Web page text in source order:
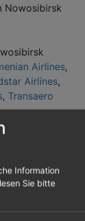
Nowosibirsk
Airlines,
Airlines,
, Transaero
andere
in Krasnodar.
Information
Sie bitte